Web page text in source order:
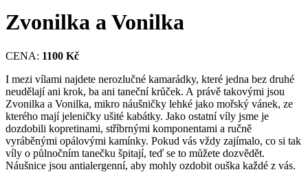
Zvonilka a Vonilka
CENA: 1100 Kč
I mezi vílami najdete nerozlučné kamarádky, které jedna bez druhé
neudělají ani krok, ba ani taneční krůček. A právě takovými jsou
Zvonilka a Vonilka, mikro náušničky lehké jako mořský vánek, ze
kterého mají jeleničky ušité kabátky. Jako ostatní víly jsme je
dozdobili kopretinami, stříbrnými komponentami a ručně
vyráběnými opálovými kamínky. Pokud vás vždy zajímalo, co si tak
víly o půlnočním tanečku špitají, teď se to můžete dozvědět.
Náušnice jsou antialergenní, aby mohly ozdobit ouška každé z vás.